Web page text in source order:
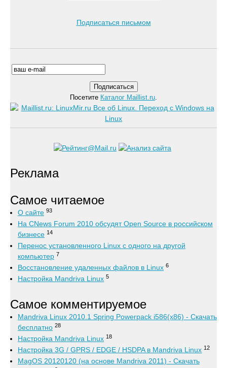
Подписаться письмом
Посетите Каталог Maillist.ru.
Реклама
Самое читаемое
О сайте 93
На CNews Forum 2010 обсудят Open Source в российском
бизнесе 14
Перенос установленного Linux с одного на другой
компьютер 7
Восстановление удаленных файлов в Linux 6
Настройка Mandriva Linux 5
Самое комментируемое
Mandriva Linux 2010.1 Spring Powerpack i586(x86) - Скачать
бесплатно 28
Настройка Mandriva Linux 18
Настройка 3G / GPRS / EDGE / HSDPA в Mandriva Linux 12
MagOS 20120120 (на основе Mandriva 2011) - Скачать